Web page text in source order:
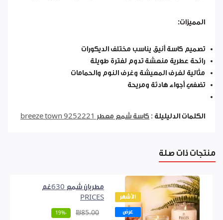
المميزات:
تصميم كاسة أنيق يناسب مختلف الديكورات
رائحة عطرية منعشة تدوم لفترة طويلة
مثالية لغرف المعيشة وغرف النوم والحمامات
تضفي أجواء هادئة ومريحة
الكلمات الدليليلة : كاسة شمع معطر 9252221 breeze town
منتجات ذات صلة
الأشهر
عرض
مطربان شمع 630غم
PRICES
₪85.00
-19%